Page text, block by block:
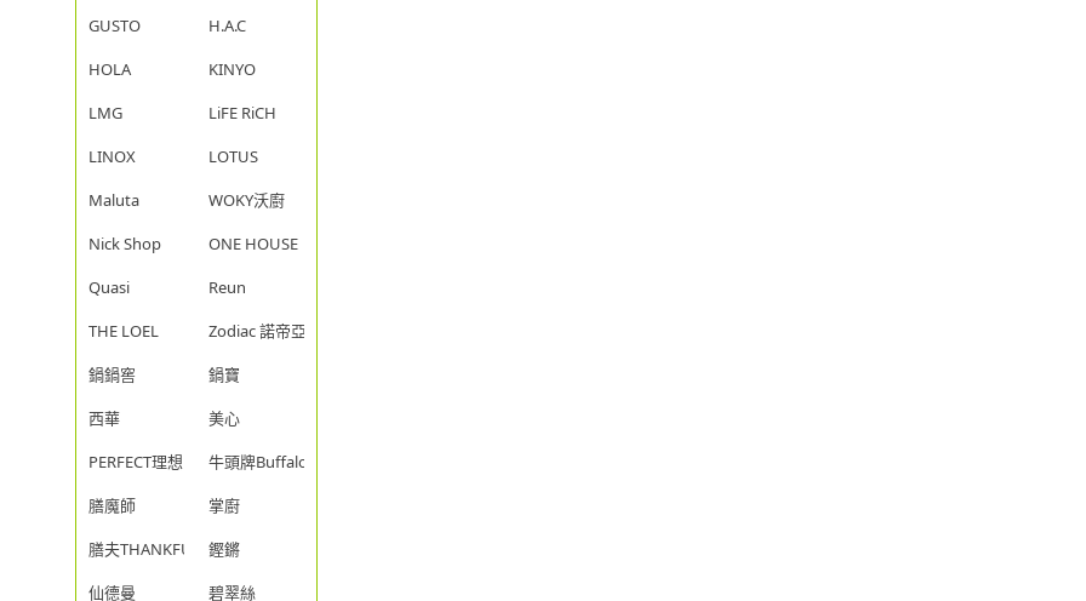
GUSTO
H.A.C
HOLA
KINYO
LMG
LiFE RiCH
LINOX
LOTUS
Maluta
WOKY沃廚
Nick Shop
ONE HOUSE
Quasi
Reun
THE LOEL
Zodiac 諾帝亞
鍋鍋窖
鍋寶
西華
美心
PERFECT理想
牛頭牌Buffalo
膳魔師
掌廚
膳夫THANKFUL
鏗鏘
仙德曼
碧翠絲